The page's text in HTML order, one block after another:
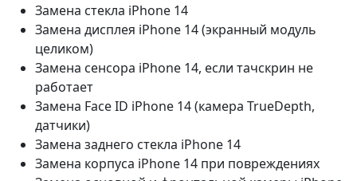
Замена стекла iPhone 14
Замена дисплея iPhone 14 (экранный модуль
целиком)
Замена сенсора iPhone 14, если тачскрин не
работает
Замена Face ID iPhone 14 (камера TrueDepth,
датчики)
Замена заднего стекла iPhone 14
Замена корпуса iPhone 14 при повреждениях